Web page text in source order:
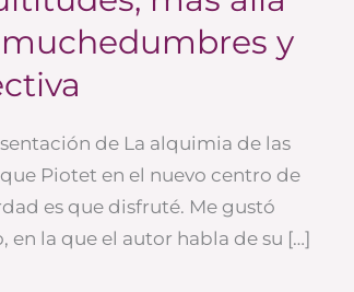
y
de La alquimia de las
Piotet en el nuevo centro de
es que disfruté. Me gustó
la que el autor habla de su […]